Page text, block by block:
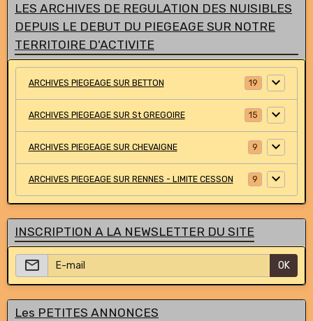
LES ARCHIVES DE REGULATION DES NUISIBLES
DEPUIS LE DEBUT DU PIEGEAGE SUR NOTRE
TERRITOIRE D'ACTIVITE
ARCHIVES PIEGEAGE SUR BETTON 19
ARCHIVES PIEGEAGE SUR St GREGOIRE 15
ARCHIVES PIEGEAGE SUR CHEVAIGNE 9
ARCHIVES PIEGEAGE SUR RENNES - LIMITE CESSON 9
INSCRIPTION A LA NEWSLETTER DU SITE
OK
Les PETITES ANNONCES